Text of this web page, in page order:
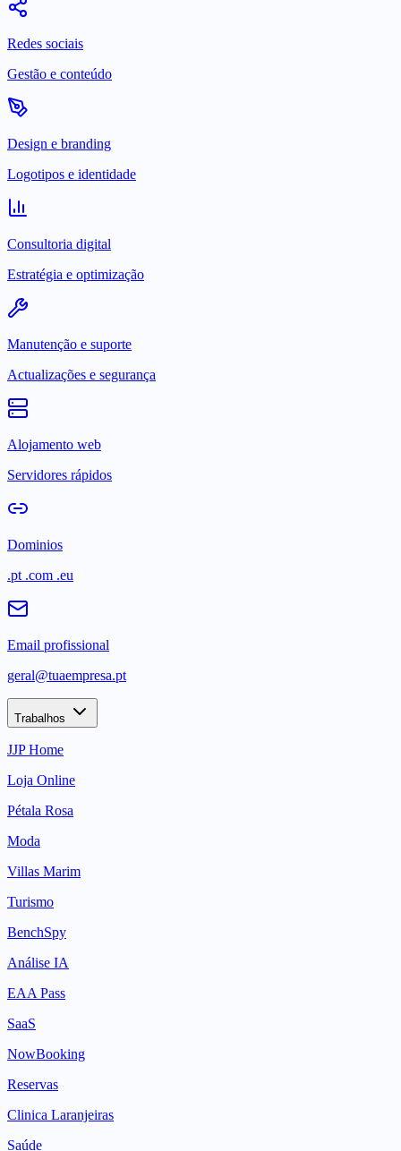
Redes sociais
Gestão e conteúdo
Design e branding
Logotipos e identidade
Consultoria digital
Estratégia e optimização
Manutenção e suporte
Actualizações e segurança
Alojamento web
Servidores rápidos
Dominios
.pt .com .eu
Email profissional
geral@tuaempresa.pt
Trabalhos
JJP Home
Loja Online
Pétala Rosa
Moda
Villas Marim
Turismo
BenchSpy
Análise IA
EAA Pass
SaaS
NowBooking
Reservas
Clinica Laranjeiras
Saúde